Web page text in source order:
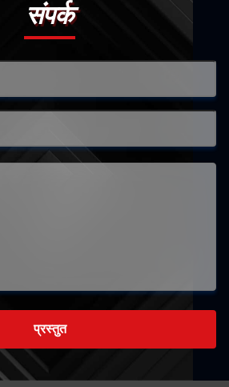
संपर्क
प्रस्तुत